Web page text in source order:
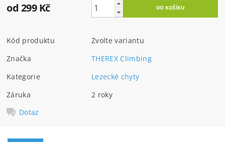
od 299 Kč
Kód produktu
Zvolte variantu
Značka
THEREX Climbing
Kategorie
Lezecké chyty
Záruka
2 roky
Dotaz